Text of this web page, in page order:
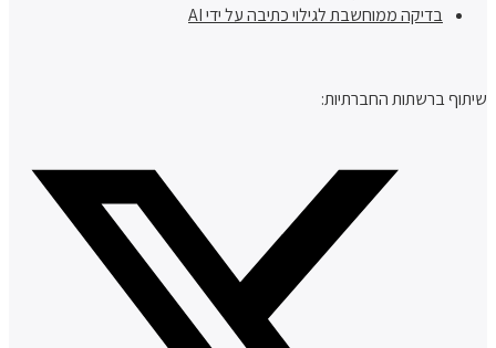
בדיקה ממוחשבת לגילוי כתיבה על ידי AI
שיתוף ברשתות החברתיות: